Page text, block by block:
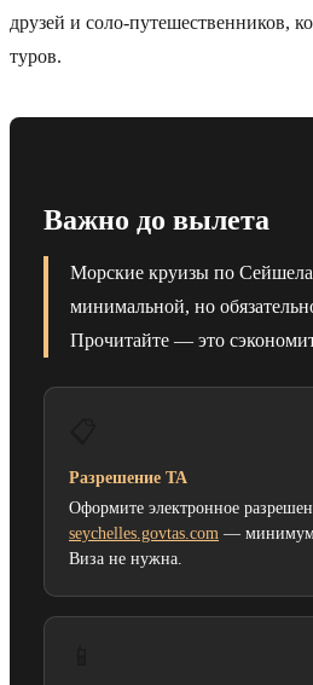
друзей и соло-путешественников,
туров.
Важно до вылета
Морские круизы по
минимальной, но
Прочитайте — это
Разрешение TA
Оформите электронное
seychelles.govtas.com — минимум
Виза не нужна.